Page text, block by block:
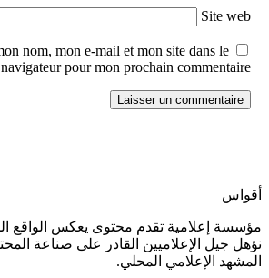
Site web
nom, mon e-mail et mon site dans le
navigateur pour mon prochain commentaire.
أقواس
مؤسسة إعلامية تقدم محتوى يعكس الواقع
نؤهل جيل الإعلاميين القادر على صناعة
المشهد الإعلامي المحلي.